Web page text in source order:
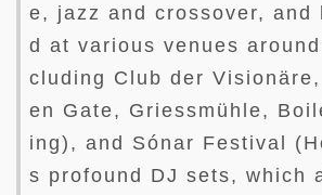
e, jazz and crossover, and
d at various venues
cluding Club der
en Gate, Griessmühle,
ing), and Sónar Festival
s profound DJ sets, which